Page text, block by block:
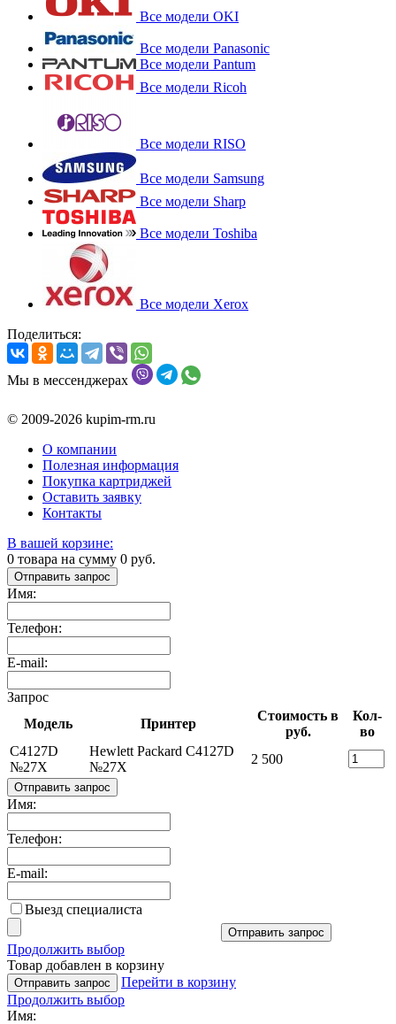
Все модели OKI
Все модели Panasonic
Все модели Pantum
Все модели Ricoh
Все модели RISO
Все модели Samsung
Все модели Sharp
Все модели Toshiba
Все модели Xerox
Поделиться:
Мы в мессенджерах
© 2009-2026 kupim-rm.ru
О компании
Полезная информация
Покупка картриджей
Оставить заявку
Контакты
В вашей корзине:
0 товара на сумму 0 руб.
Отправить запрос
Имя:
Телефон:
E-mail:
Запрос
Модель
Принтер
Стоимость в
руб.
Кол-
во
C4127D
№27X
Hewlett Packard C4127D
№27X
2 500
Отправить запрос
Имя:
Телефон:
E-mail:
Выезд специалиста
Отправить запрос
Продолжить выбор
Товар добавлен в корзину
Отправить запрос
Перейти в корзину
Продолжить выбор
Имя: